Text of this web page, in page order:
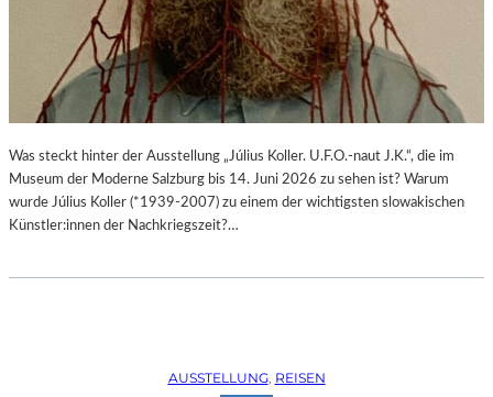
Was steckt hinter der Ausstellung „Július Koller. U.F.O.-naut J.K.“, die im
Museum der Moderne Salzburg bis 14. Juni 2026 zu sehen ist? Warum
wurde Július Koller (*1939-2007) zu einem der wichtigsten slowakischen
Künstler:innen der Nachkriegszeit?…
AUSSTELLUNG, REISEN